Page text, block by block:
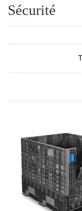
Sécurité